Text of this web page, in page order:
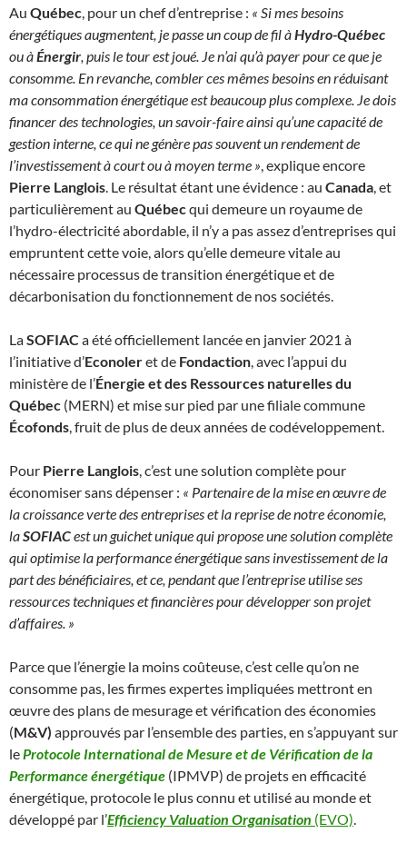
Au Québec , pour un chef d’entreprise : « Si mes besoins
énergétiques augmentent, je passe un coup de fil àHydro-Québec
ou àÉnergir , puis le tour est joué. Je n’ai qu’à payer pour ce que je
consomme. En revanche, combler ces mêmes besoins en réduisant
ma consommation énergétique est beaucoup plus complexe. Je dois
financer des technologies, un savoir-faire ainsi qu’une capacité de
gestion interne, ce qui ne génère pas souvent un rendement de
l’investissement à court ou à moyen terme » , explique encore
Pierre Langlois . Le résultat étant une évidence : au Canada , et
particulièrement au Québec qui demeure un royaume de
l’hydro-électricité abordable, il n’y a pas assez d’entreprises qui
empruntent cette voie, alors qu’elle demeure vitale au
nécessaire processus de transition énergétique et de
décarbonisation du fonctionnement de nos sociétés.
LaSOFIAC a été officiellement lancée en janvier 2021 à
l’initiative d’Econoleret de Fondaction , avec l’appui du
ministère de l’Énergie et des Ressources naturelles du
Québec (MERN) et mise sur pied par une filiale commune
Écofonds , fruit de plus de deux années de codéveloppement.
Pour Pierre Langlois , c’est une solution complète pour
économiser sans dépenser : « Partenaire de la mise en œuvre de
la croissance verte des entreprises et la reprise de notre économie,
laSOFIACest un guichet unique qui propose une solution complète
qui optimise la performance énergétique sans investissement de la
part des bénéficiaires, et ce, pendant que l’entreprise utilise ses
ressources techniques et financières pour développer son projet
d’affaires. »
Parce que l’énergie la moins coûteuse, c’est celle qu’on ne
consomme pas, les firmes expertes impliquées mettront en
œuvre des plans de mesurage et vérification des économies
(M&V) approuvés par l’ensemble des parties, en s’appuyant sur
le Protocole International de Mesure et de Vérification de la
Performance énergétique (IPMVP) de projets en efficacité
énergétique, protocole le plus connu et utilisé au monde et
développé par l’Efficiency Valuation Organisation (EVO)